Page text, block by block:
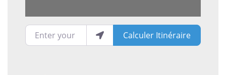
Enter your location Calculer Itinéraire